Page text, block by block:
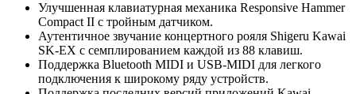
Улучшенная клавиатурная механика Responsive Hammer
Compact II с тройным датчиком.
Аутентичное звучание концертного рояля Shigeru Kawai
SK-EX с семплированием каждой из 88 клавиш.
Поддержка Bluetooth MIDI и USB-MIDI для легкого
подключения к широкому ряду устройств.